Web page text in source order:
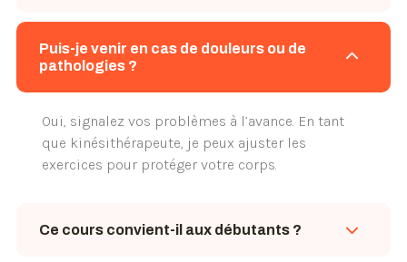
Une tenue confortable, et éventuellement une
bouteille d’eau. Le reste est fourni ou
Puis-je venir en cas de douleurs ou de
pathologies ?
Oui, signalez vos problèmes à l’avance. En tant
que kinésithérapeute, je peux ajuster les
exercices pour protéger votre corps.
Ce cours convient-il aux débutants ?